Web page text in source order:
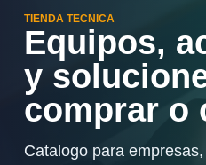
TIENDA TECNICA
Equipos,
y
comprar o
Catalogo para